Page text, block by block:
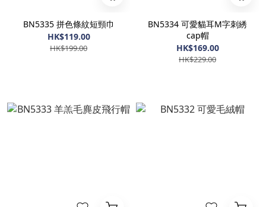
BN5335 拼色條紋短頸巾
HK$119.00
HK$199.00
BN5334 可愛貓耳M字刺綉
cap帽
HK$169.00
HK$229.00